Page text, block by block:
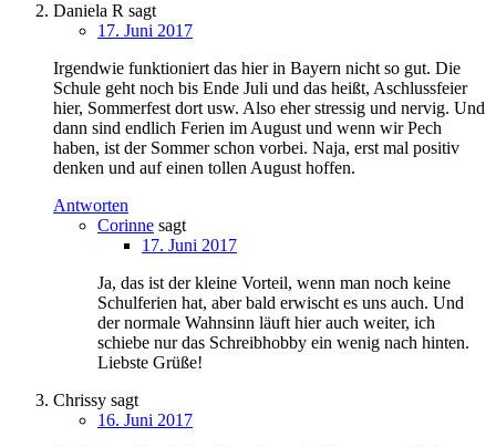
Daniela R sagt
17. Juni 2017
Irgendwie funktioniert das hier in Bayern nicht so gut. Die
Schule geht noch bis Ende Juli und das heißt, Aschlussfeier
hier, Sommerfest dort usw. Also eher stressig und nervig. Und
dann sind endlich Ferien im August und wenn wir Pech
haben, ist der Sommer schon vorbei. Naja, erst mal positiv
denken und auf einen tollen August hoffen.
Antworten
Corinne sagt
17. Juni 2017
Ja, das ist der kleine Vorteil, wenn man noch keine
Schulferien hat, aber bald erwischt es uns auch. Und
der normale Wahnsinn läuft hier auch weiter, ich
schiebe nur das Schreibhobby ein wenig nach hinten.
Liebste Grüße!
Chrissy sagt
16. Juni 2017